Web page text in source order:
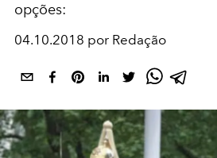
opções:
04.10.2018 por Redação